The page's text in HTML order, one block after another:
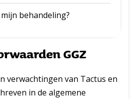
behandeling?
GGZ
verwachtingen van Tactus en
in de algemene